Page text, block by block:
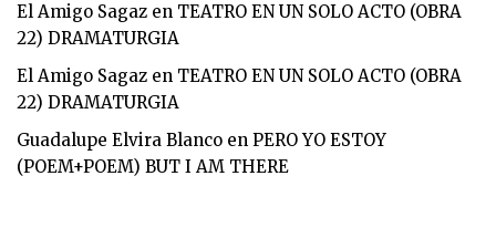
El Amigo Sagaz en TEATRO EN UN SOLO ACTO (OBRA
22) DRAMATURGIA
El Amigo Sagaz en TEATRO EN UN SOLO ACTO (OBRA
22) DRAMATURGIA
Guadalupe Elvira Blanco en PERO YO ESTOY
(POEM+POEM) BUT I AM THERE